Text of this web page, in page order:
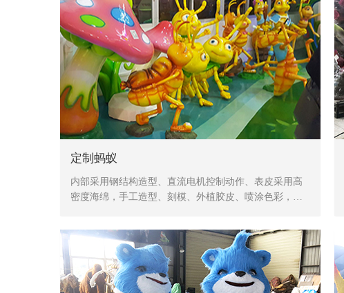
定制蚂蚁
内部采用钢结构造型、直流电机控制动作、表皮采用高
密度海绵，手工造型、刻模、外植胶皮、喷涂色彩，产
冻，抗高温